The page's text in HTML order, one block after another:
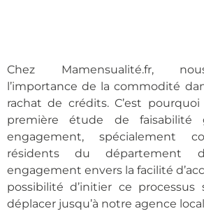
Chez Mamensualité.fr,
l’importance de la commodité
rachat de crédits. C’est
première étude de faisabilité
engagement, spécialement
résidents du département
engagement envers la facilité
possibilité d’initier ce processus
déplacer jusqu’à notre agence